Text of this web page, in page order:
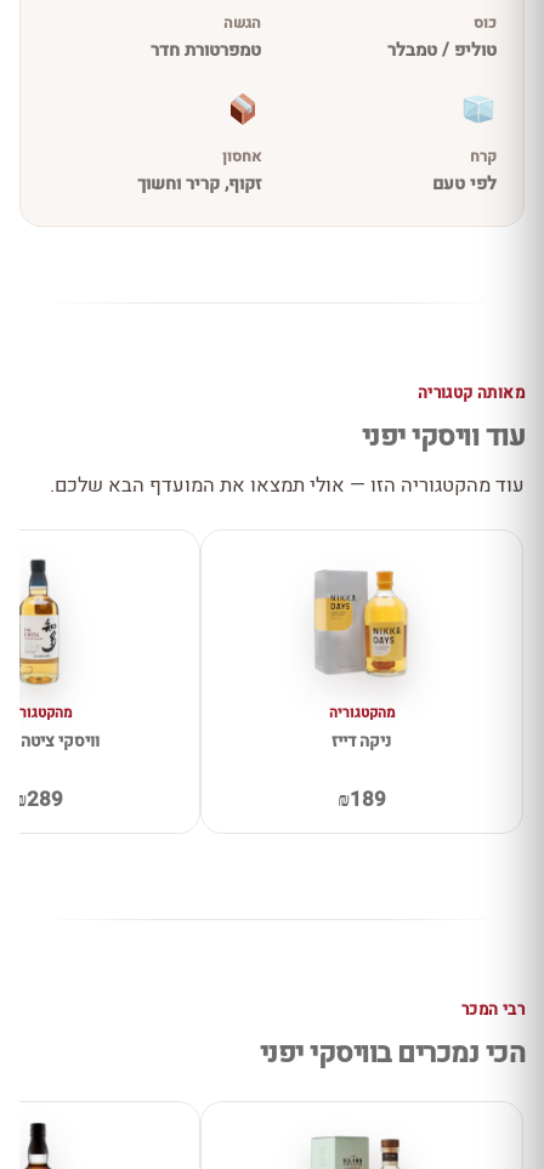
כוס
טוליפ / טמבלר
הגשה
טמפרטורת חדר
קרח
לפי טעם
אחסון
זקוף, קריר וחשוך
מאותה קטגוריה
עוד וויסקי יפני
עוד מהקטגוריה הזו — אולי תמצאו את המועדף הבא שלכם.
מהקטגוריה
ניקה דייז
₪189
מהקטגוריה
וויסקי ציטה Chita
₪289
רבי המכר
הכי נמכרים בוויסקי יפני